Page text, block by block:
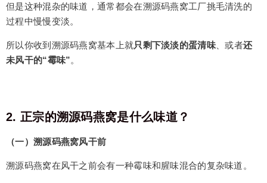
但是这种混杂的味道，通常都会在溯源码燕窝工厂挑毛清洗的
过程中慢慢变淡。
所以你收到溯源码燕窝基本上就只剩下淡淡的蛋清味、或者还
未风干的“霉味”。
2. 正宗的溯源码燕窝是什么味道？
（一）溯源码燕窝风干前
溯源码燕窝在风干之前会有一种霉味和腥味混合的复杂味道。